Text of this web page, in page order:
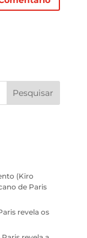
Pesquisar
(Kiro
de Paris
revela os